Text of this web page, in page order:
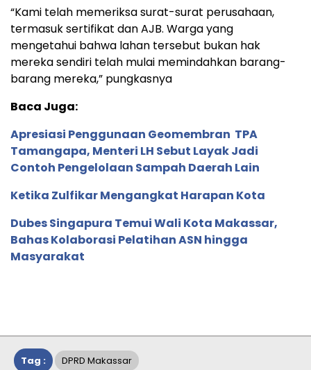
“Kami telah memeriksa surat-surat perusahaan,
termasuk sertifikat dan AJB. Warga yang
mengetahui bahwa lahan tersebut bukan hak
mereka sendiri telah mulai memindahkan barang-
barang mereka,” pungkasnya
Baca Juga:
Apresiasi Penggunaan Geomembran TPA
Tamangapa, Menteri LH Sebut Layak Jadi
Contoh Pengelolaan Sampah Daerah Lain
Ketika Zulfikar Mengangkat Harapan Kota
Dubes Singapura Temui Wali Kota Makassar,
Bahas Kolaborasi Pelatihan ASN hingga
Masyarakat
Tag : DPRD Makassar